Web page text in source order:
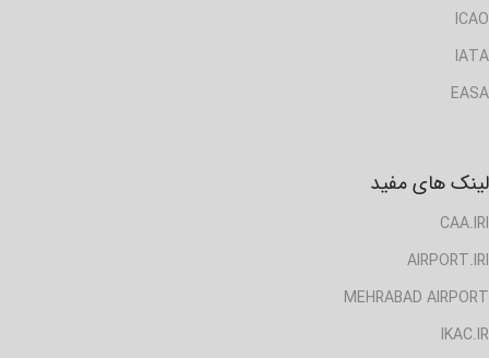
ICAO
IATA
EASA
لینک های مفید
CAA.IRI
AIRPORT.IRI
MEHRABAD AIRPORT
IKAC.IR